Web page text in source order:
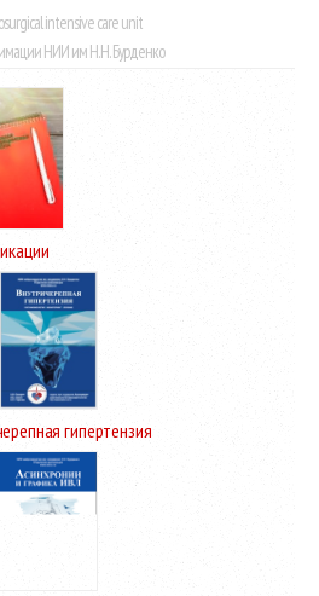
intensive care unit
НИИ им Н.Н. Бурденко
гипертензия